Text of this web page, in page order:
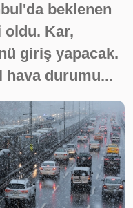
beklenen
oldu. Kar,
giriş yapacak.
hava durumu...